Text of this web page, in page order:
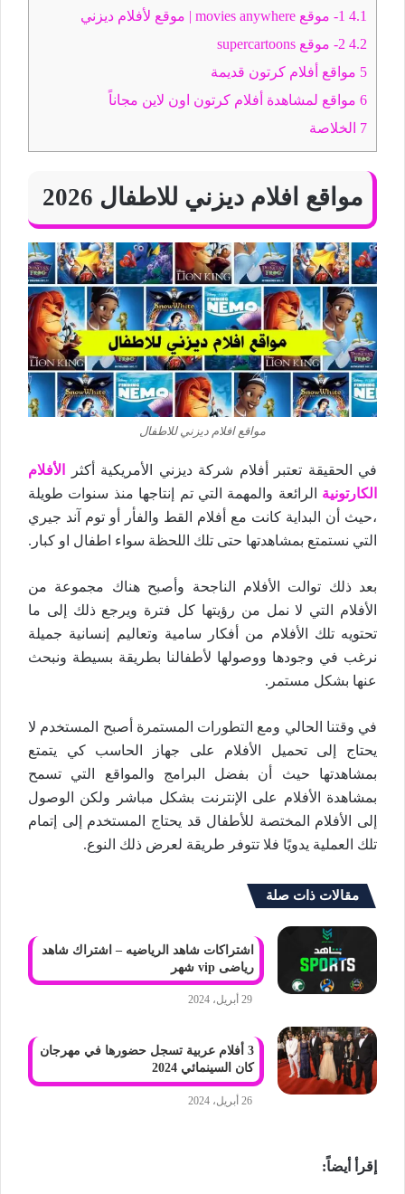
4.1
4.2
5 مواقع أفلام كرتون قديمة
6 مواقع لمشاهدة أفلام كرتون اون لاين مجاناً
7 الخلاصة
مواقع افلام ديزني للاطفال 2026
مواقع افلام ديزني للاطفال
في الحقيقة تعتبر أفلام شركة ديزني الأمريكية أكثر
الأفلام
الكارتونية الرائعة والمهمة التي تم إنتاجها منذ سنوات طويلة
،حيث أن البداية كانت مع أفلام القط والفأر أو توم آند جيري
التي نستمتع بمشاهدتها حتى تلك اللحظة سواء اطفال او كبار.
بعد ذلك توالت الأفلام الناجحة وأصبح هناك مجموعة من
الأفلام التي لا نمل من رؤيتها كل فترة ويرجع ذلك إلى ما
تحتويه تلك الأفلام من أفكار سامية وتعاليم إنسانية جميلة
نرغب في وجودها ووصولها لأطفالنا بطريقة بسيطة ونبحث
عنها بشكل مستمر.
في وقتنا الحالي ومع التطورات المستمرة أصبح المستخدم لا
يحتاج إلى تحميل الأفلام على جهاز الحاسب كي يتمتع
بمشاهدتها حيث أن بفضل البرامج والمواقع التي تسمح
بمشاهدة الأفلام على الإنترنت بشكل مباشر ولكن الوصول
إلى الأفلام المختصة للأطفال قد يحتاج المستخدم إلى إتمام
تلك العملية يدويًا فلا تتوفر طريقة لعرض ذلك النوع.
مقالات ذات صلة
اشتراكات شاهد الرياضيه – اشتراك شاهد
رياضى vip شهر
29 أبريل، 2024
3 أفلام عربية تسجل حضورها في مهرجان
كان السينمائي 2024
26 أبريل، 2024
إقرأ أيضاً: